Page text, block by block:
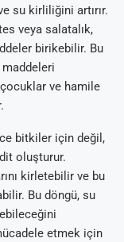
su kirliliğini artırır.
veya salatalık,
birikebilir. Bu
çocuklar ve hamile
bitkiler için değil,
oluşturur.
kirletebilir ve bu
Bu döngü, su
etmek için